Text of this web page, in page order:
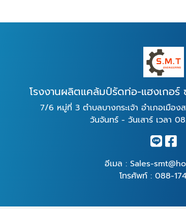
โรงงานผลิตแคล้มป์รัดท่อ-แฮงเกอร์
7/6 หมู่ที่ 3 ตำบลบางกระเจ้า อำเภอเมือ
วันจันทร์ - วันเสาร์ เวลา
อีเมล : Sales-
โทรศัพท์ : 088-